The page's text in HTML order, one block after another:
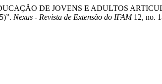
DE JOVENS E ADULTOS
Nexus - Revista de Extensão do IFAM12, no.